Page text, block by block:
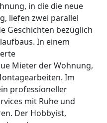
in die die neue
liefen zwei parallel
Geschichten bezüglich
In einem
Mieter der Wohnung,
Im
professioneller
mit Ruhe und
Der Hobbyist,